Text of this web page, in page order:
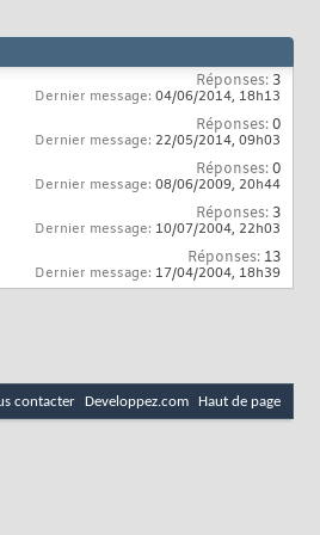
Réponses: 3
Dernier message: 04/06/2014, 18h13
Réponses:0
Dernier message: 22/05/2014, 09h03
Réponses:0
Dernier message: 08/06/2009, 20h44
Réponses: 3
Dernier message: 10/07/2004, 22h03
Réponses: 13
Dernier message: 17/04/2004, 18h39
contacter Developpez.com Haut de page